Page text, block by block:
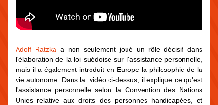
Adolf Ratzka a non seulement joué un rôle décisif dans
l'élaboration de la loi suédoise sur l'assistance personnelle,
mais il a également introduit en Europe la philosophie de la
vie autonome. Dans la  vidéo ci-dessus, il explique ce qu'est
l'assistance personnelle selon la Convention des Nations
Unies relative aux droits des personnes handicapées, et